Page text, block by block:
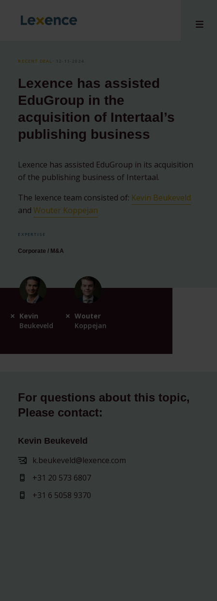
RECENT DEAL ⸱ 12-11-2024
Lexence has assisted
EduGroup in the
acquisition of Intertaal’s
publishing business
Lexence has assisted EduGroup in its acquisition
of the publishing business of Intertaal.
The lexence team consisted of: Kevin Beukeveld
andWouter Koppejan
EXPERTISE
Corporate / M&A
Kevin
Beukeveld
Wouter
Koppejan
For questions about this topic,
Please contact:
Kevin Beukeveld
k.beukeveld@lexence.com
+31 20 573 6807
+31 6 5058 9370